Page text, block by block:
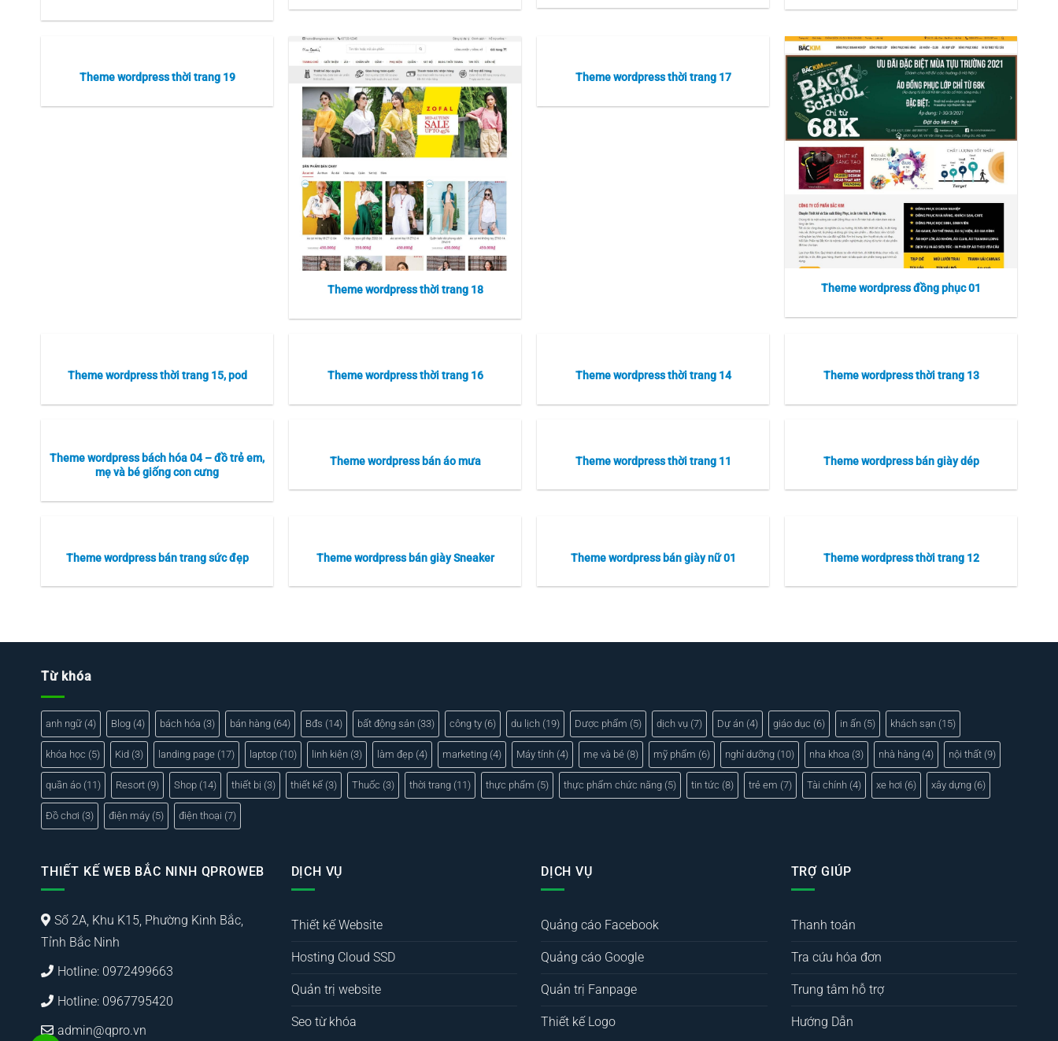
Theme wordpress thời trang 19
Theme wordpress thời trang 18
Theme wordpress thời trang 17
Theme wordpress đồng phục 01
Theme wordpress thời trang 15, pod Theme wordpress thời trang 16 Theme wordpress thời trang 14 Theme wordpress thời trang 13
Theme wordpress bách hóa 04 – đồ trẻ em,
mẹ và bé giống con cưng
Theme wordpress bán áo mưa Theme wordpress thời trang 11 Theme wordpress bán giày dép
Theme wordpress bán trang sức đẹp Theme wordpress bán giày Sneaker Theme wordpress bán giày nữ 01 Theme wordpress thời trang 12
Từ khóa
anh ngữ (4) Blog (4) bách hóa (3) bán hàng (64) Bđs (14) bất động sản (33) công ty (6) du lịch (19) Dược phẩm (5) dịch vụ (7) Dự án (4) giáo dục (6) in ấn (5) khách sạn (15)
khóa học (5) Kid (3) landing page (17) laptop (10) linh kiện (3) làm đẹp (4) marketing (4) Máy tính (4) mẹ và bé (8) mỹ phẩm (6) nghỉ dưỡng (10) nha khoa (3) nhà hàng (4) nội thất (9)
quần áo (11) Resort (9) Shop (14) thiết bị (3) thiết kế (3) Thuốc (3) thời trang (11) thực phẩm (5) thực phẩm chức năng (5) tin tức (8) trẻ em (7) Tài chính (4) xe hơi (6) xây dựng (6)
Đồ chơi (3) điện máy (5) điện thoại (7)
THIẾT KẾ WEB BẮC NINH QPROWEB
Số 2A, Khu K15, Phường Kinh Bắc,
Tỉnh Bắc Ninh
Hotline: 0972499663
Hotline: 0967795420
admin@qpro.vn
DỊCH VỤ
Thiết kế Website
Hosting Cloud SSD
Quản trị website
Seo từ khóa
DỊCH VỤ
Quảng cáo Facebook
Quảng cáo Google
Quản trị Fanpage
Thiết kế Logo
TRỢ GIÚP
Thanh toán
Tra cứu hóa đơn
Trung tâm hỗ trợ
Hướng Dẫn